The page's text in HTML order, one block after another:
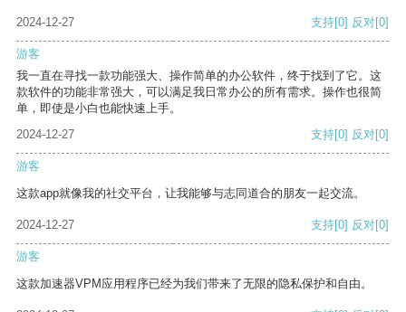
2024-12-27 支持[0] 反对[0]
游客
我一直在寻找一款功能强大、操作简单的办公软件，终于找到了它。这
款软件的功能非常强大，可以满足我日常办公的所有需求。操作也很简
单，即使是小白也能快速上手。
2024-12-27
支持[0] 反对[0]
游客
这款app就像我的社交平台，让我能够与志同道合的朋友一起交流。
2024-12-27 支持[0] 反对[0]
游客
这款加速器VPM应用程序已经为我们带来了无限的隐私保护和自由。